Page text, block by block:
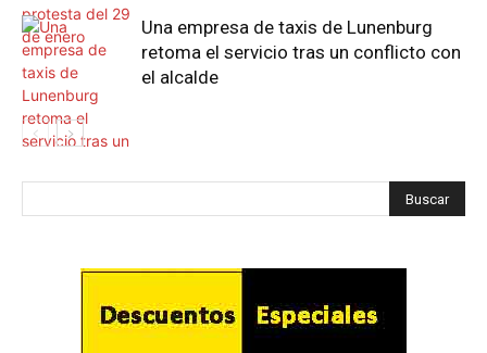
Una empresa de taxis de Lunenburg
retoma el servicio tras un conflicto con
el alcalde